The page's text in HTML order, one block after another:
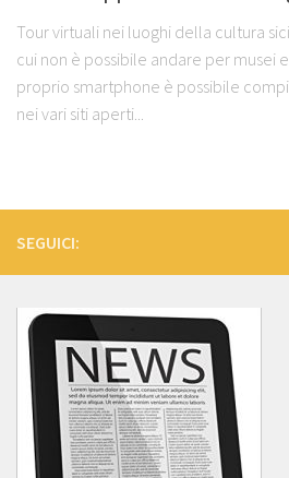
Tour virtuali nei luoghi della cultura
cui non è possibile andare per musei
proprio smartphone è possibile
nei vari siti aperti...
SEGUICI: